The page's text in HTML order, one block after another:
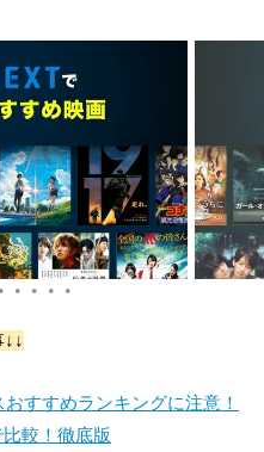
Horse
役：Chasing Crane
ズ
nd
● ● ● ● ●
すすめランキングに注意！
較！徹底版